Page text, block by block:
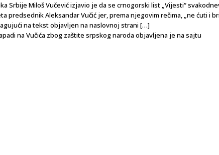
Srbije Miloš Vučević izjavio je da se crnogorski list „Vijesti“
predsednik Aleksandar Vučić jer, prema njegovim rečima, „ne ćuti i
na tekst objavljen na naslovnoj strani […]
na Vučića zbog zaštite srpskog naroda objavljena je na sajtu